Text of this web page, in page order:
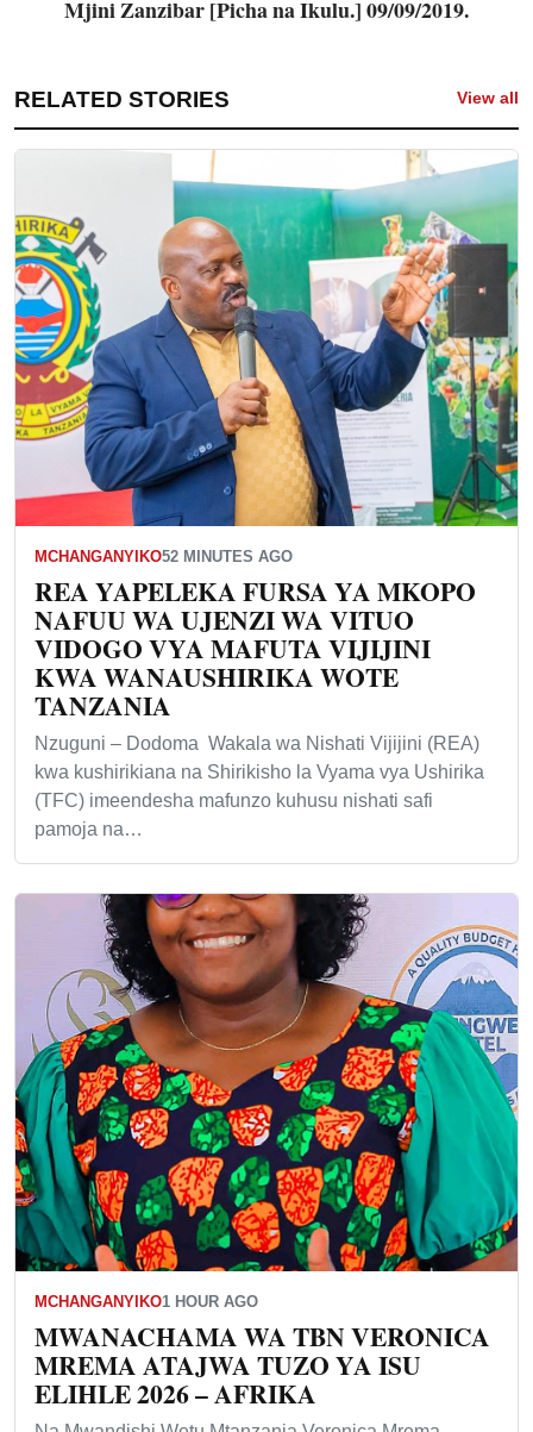
Mjini Zanzibar [Picha na Ikulu.] 09/09/2019.
RELATED STORIES View all
MCHANGANYIKO52 MINUTES AGO
REA YAPELEKA FURSA YA MKOPO
NAFUU WA UJENZI WA VITUO
VIDOGO VYA MAFUTA VIJIJINI
KWA WANAUSHIRIKA WOTE
TANZANIA
Nzuguni – Dodoma Wakala wa Nishati Vijijini (REA)
kwa kushirikiana na Shirikisho la Vyama vya Ushirika
(TFC) imeendesha mafunzo kuhusu nishati safi
pamoja na…
MCHANGANYIKO1 HOUR AGO
MWANACHAMA WA TBN VERONICA
MREMA ATAJWA TUZO YA ISU
ELIHLE 2026 – AFRIKA